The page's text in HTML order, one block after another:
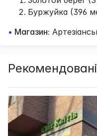
Буржуйка (396
• Магазин: